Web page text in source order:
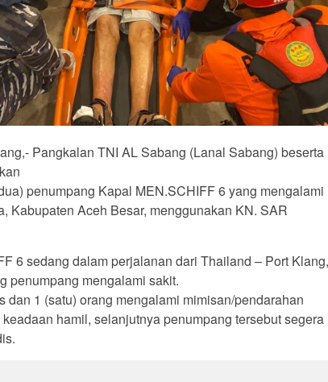
Pangkalan TNI AL Sabang (Lanal Sabang) beserta
penumpang Kapal MEN.SCHIFF 6 yang mengalami
Kabupaten Aceh Besar, menggunakan KN. SAR
6 sedang dalam perjalanan dari Thailand – Port Klang,
penumpang mengalami sakit.
dan 1 (satu) orang mengalami mimisan/pendarahan
hamil, selanjutnya penumpang tersebut segera